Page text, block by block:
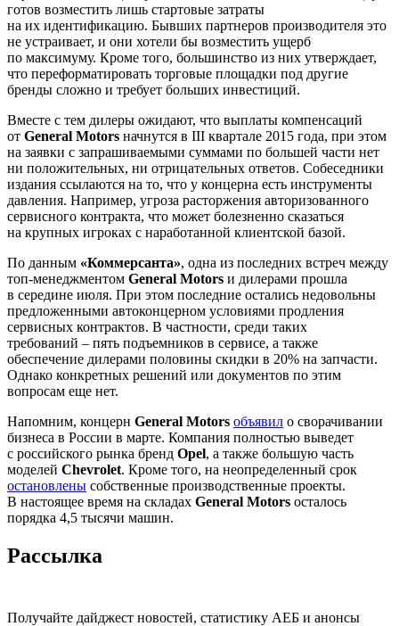
готов возместить лишь стартовые затраты
на их идентификацию. Бывших партнеров производителя это
не устраивает, и они хотели бы возместить ущерб
по максимуму. Кроме того, большинство из них утверждает,
что переформатировать торговые площадки под другие
бренды сложно и требует больших инвестиций.
Вместе с тем дилеры ожидают, что выплаты компенсаций
от General Motors начнутся в III квартале 2015 года, при этом
на заявки с запрашиваемыми суммами по большей части нет
ни положительных, ни отрицательных ответов. Собеседники
издания ссылаются на то, что у концерна есть инструменты
давления. Например, угроза расторжения авторизованного
сервисного контракта, что может болезненно сказаться
на крупных игроках с наработанной клиентской базой.
По данным «Коммерсанта», одна из последних встреч между
топ-менеджментом General Motors и дилерами прошла
в середине июля. При этом последние остались недовольны
предложенными автоконцерном условиями продления
сервисных контрактов. В частности, среди таких
требований – пять подъемников в сервисе, а также
обеспечение дилерами половины скидки в 20% на запчасти.
Однако конкретных решений или документов по этим
вопросам еще нет.
Напомним, концерн General Motors объявил о сворачивании
бизнеса в России в марте. Компания полностью выведет
с российского рынка бренд Opel, а также большую часть
моделей Chevrolet. Кроме того, на неопределенный срок
остановлены собственные производственные проекты.
В настоящее время на складах General Motors осталось
порядка 4,5 тысячи машин.
Рассылка
Получайте дайджест новостей, статистику АЕБ и анонсы